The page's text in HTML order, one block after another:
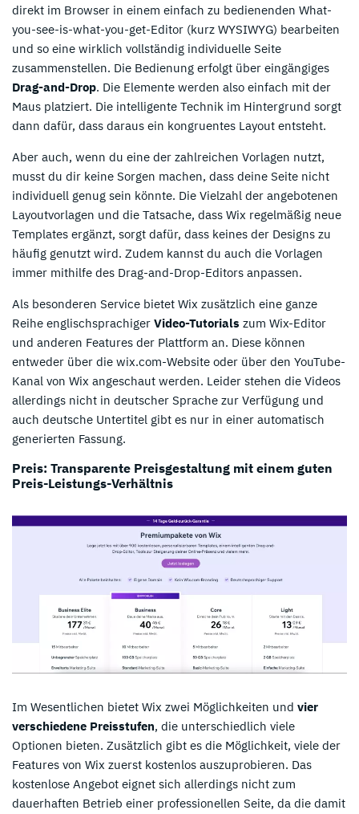
direkt im Browser in einem einfach zu bedienenden What-
you-see-is-what-you-get-Editor (kurz WYSIWYG) bearbeiten
und so eine wirklich vollständig individuelle Seite
zusammenstellen. Die Bedienung erfolgt über eingängiges
Drag-and-Drop. Die Elemente werden also einfach mit der
Maus platziert. Die intelligente Technik im Hintergrund sorgt
dann dafür, dass daraus ein kongruentes Layout entsteht.
Aber auch, wenn du eine der zahlreichen Vorlagen nutzt,
musst du dir keine Sorgen machen, dass deine Seite nicht
individuell genug sein könnte. Die Vielzahl der angebotenen
Layoutvorlagen und die Tatsache, dass Wix regelmäßig neue
Templates ergänzt, sorgt dafür, dass keines der Designs zu
häufig genutzt wird. Zudem kannst du auch die Vorlagen
immer mithilfe des Drag-and-Drop-Editors anpassen.
Als besonderen Service bietet Wix zusätzlich eine ganze
Reihe englischsprachiger Video-Tutorials zum Wix-Editor
und anderen Features der Plattform an. Diese können
entweder über die wix.com-Website oder über den YouTube-
Kanal von Wix angeschaut werden. Leider stehen die Videos
allerdings nicht in deutscher Sprache zur Verfügung und
auch deutsche Untertitel gibt es nur in einer automatisch
generierten Fassung.
Preis: Transparente Preisgestaltung mit einem guten
Preis-Leistungs-Verhältnis
Im Wesentlichen bietet Wix zwei Möglichkeiten und vier
verschiedene Preisstufen, die unterschiedlich viele
Optionen bieten. Zusätzlich gibt es die Möglichkeit, viele der
Features von Wix zuerst kostenlos auszuprobieren. Das
kostenlose Angebot eignet sich allerdings nicht zum
dauerhaften Betrieb einer professionellen Seite, da die damit